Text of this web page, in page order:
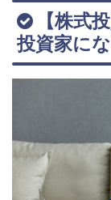
【株式
投資家に